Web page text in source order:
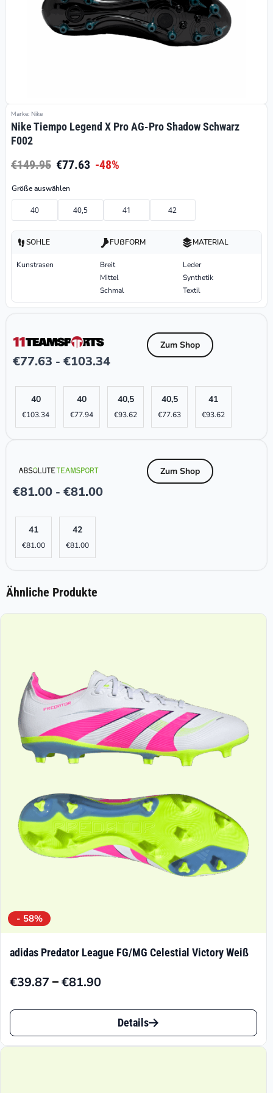
Marke: Nike
Nike Tiempo Legend X Pro AG-Pro Shadow Schwarz
F002
€149.95 €77.63 -48%
Größe auswählen
40 40,5 41 42
SOHLE
Kunstrasen
FUßFORM
Breit
Mittel
Schmal
MATERIAL
Leder
Synthetik
Textil
€77.63 - €103.34
Zum Shop
40
€103.34
40
€77.94
40,5
€93.62
40,5
€77.63
41
€93.62
€81.00 - €81.00
Zum Shop
41
€81.00
42
€81.00
Ähnliche Produkte
- 58%
adidas Predator League FG/MG Celestial Victory Weiß
€39.87 –€81.90
Preisspanne:
€81.90
Dieses
Produkt
Details